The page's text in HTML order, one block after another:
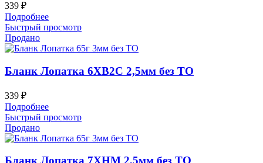
339 ₽
Подробнее
Быстрый просмотр
Продано
Бланк Лопатка 6ХВ2С 2,5мм без ТО
339 ₽
Подробнее
Быстрый просмотр
Продано